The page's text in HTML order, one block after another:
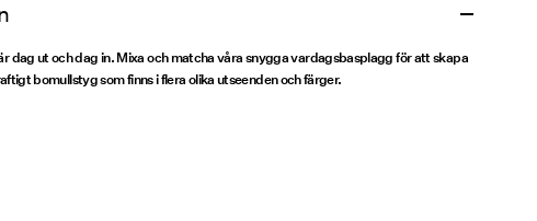
dag ut och dag in. Mixa och matcha våra snygga vardagsbasplagg för att skapa
bomullstyg som finns i flera olika utseenden och färger.